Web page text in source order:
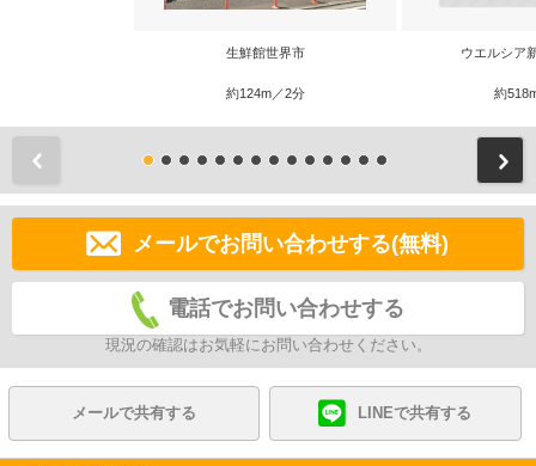
生鮮館世界市
約124m／2分
ウエルシア
約
メールでお問い合わせする(無料)
電話でお問い合わせする
現況の確認はお気軽にお問い合わせください。
メールで共有する LINEで共有する